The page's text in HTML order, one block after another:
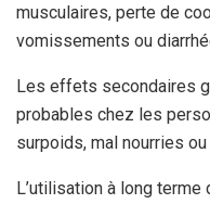
musculaires, perte de
vomissements ou
Les effets secondaires
probables chez les
surpoids, mal nourries
L’utilisation à long